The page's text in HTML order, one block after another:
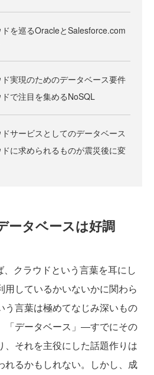
を巡るOracleとSalesforce.com
実現のためのデータベース要件
で注目を集めるNoSQL
サービスとしてのデータベース
に求められるものが震災後に変
ータベースは好調
クラウドという言葉を耳にし
用しているかいないかに関わら
う言葉は極めてなじみ深いもの
「データベース」―すでにその
、それを主役にした話題作りは
れるかもしれない。しかし、成